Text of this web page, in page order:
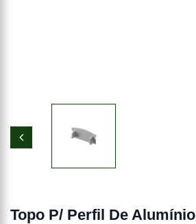
Topo P/ Perfil De Alumínio